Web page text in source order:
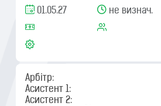
01.05.27 не визнач.
Арбітр:
Асистент 1:
Асистент 2: